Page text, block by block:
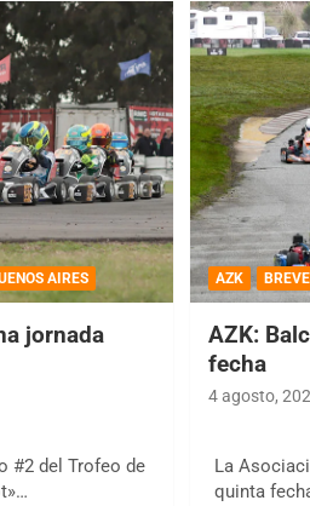
AIRES
jornada
#2 del Trofeo de
AZK
AZK:
fecha
4 agosto,
La
quinta